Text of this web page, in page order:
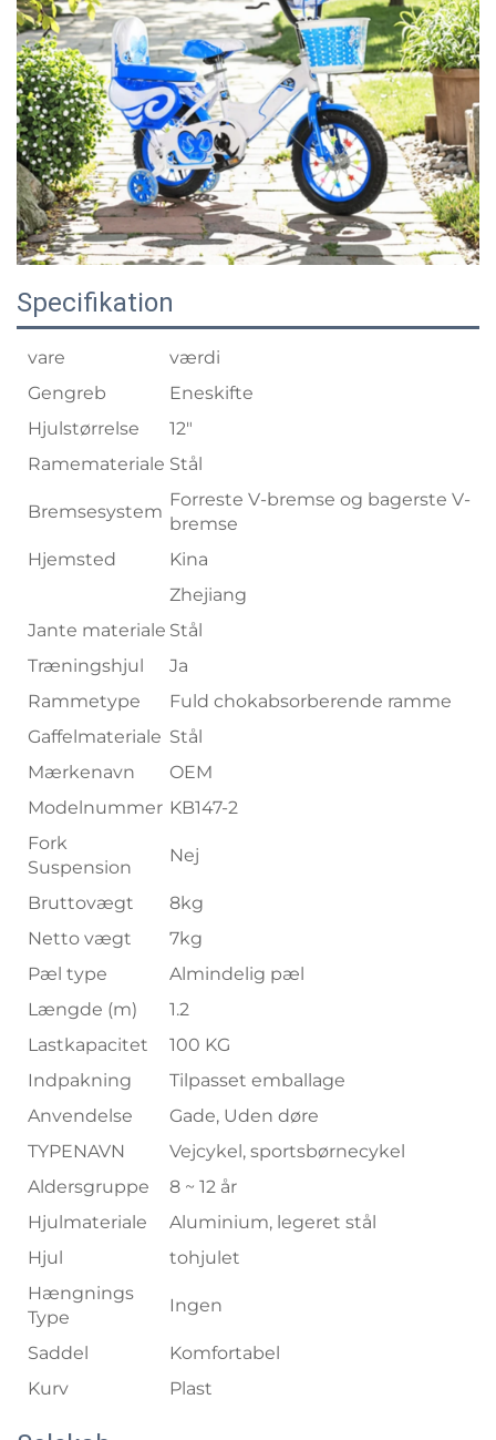
Specifikation
vare
værdi
Gengreb
Eneskifte
Hjulstørrelse
12"
Ramemateriale Stål
Bremsesystem
Forreste V-bremse og bagerste V-
bremse
Hjemsted
Kina
Zhejiang
Jante materiale Stål
Træningshjul
Ja
Rammetype
Fuld chokabsorberende ramme
Gaffelmateriale Stål
Mærkenavn
OEM
Modelnummer KB147-2
Fork
Suspension
Nej
Bruttovægt
8kg
Netto vægt
7kg
Pæl type
Almindelig pæl
Længde (m)
1.2
Lastkapacitet
100 KG
Indpakning
Tilpasset emballage
Anvendelse
Gade, Uden døre
TYPENAVN
Vejcykel, sportsbørnecykel
Aldersgruppe
8 ~ 12 år
Hjulmateriale
Aluminium, legeret stål
Hjul
tohjulet
Hængnings
Type
Ingen
Saddel
Komfortabel
Kurv
Plast